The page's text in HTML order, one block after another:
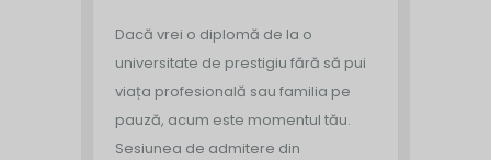
Dacă vrei o diplomă de la o
universitate de prestigiu fără să pui
viața profesională sau familia pe
pauză, acum este momentul tău.
Sesiunea de admitere din